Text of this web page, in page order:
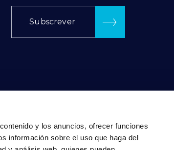
y los anuncios, ofrecer funciones
información sobre el uso que haga del
Subscrever